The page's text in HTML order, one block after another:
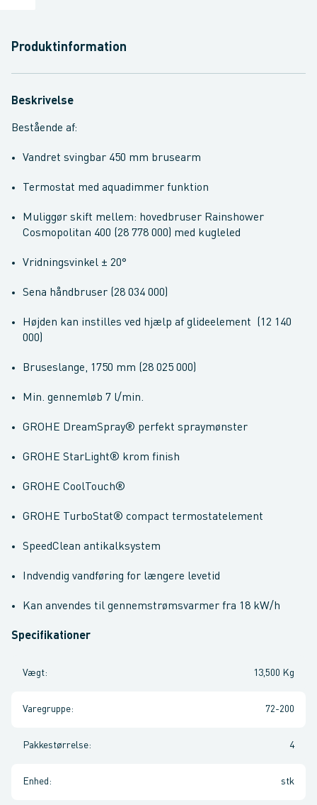
Produktinformation
Beskrivelse
Bestående af:
Vandret svingbar 450 mm brusearm
Termostat med aquadimmer funktion
Muliggør skift mellem: hovedbruser Rainshower
Cosmopolitan 400 (28 778 000) med kugleled
Vridningsvinkel ± 20°
Sena håndbruser (28 034 000)
Højden kan instilles ved hjælp af glideelement (12 140
000)
Bruseslange, 1750 mm (28 025 000)
Min. gennemløb 7 l/min.
GROHE DreamSpray® perfekt spraymønster
GROHE StarLight® krom finish
GROHE CoolTouch®
GROHE TurboStat® compact termostatelement
SpeedClean antikalksystem
Indvendig vandføring for længere levetid
Kan anvendes til gennemstrømsvarmer fra 18 kW/h
Specifikationer
Vægt: 13,500 Kg
Varegruppe: 72-200
Pakkestørrelse: 4
Enhed : stk